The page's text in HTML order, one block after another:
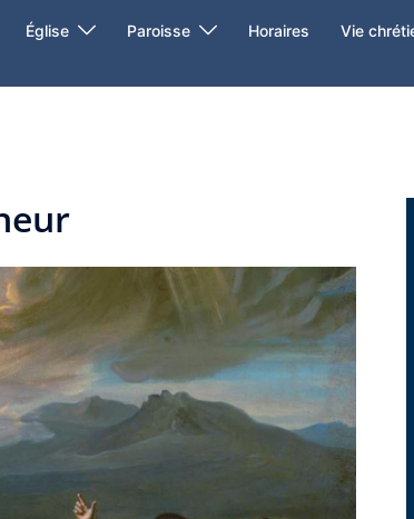
Église Paroisse Horaires Vie